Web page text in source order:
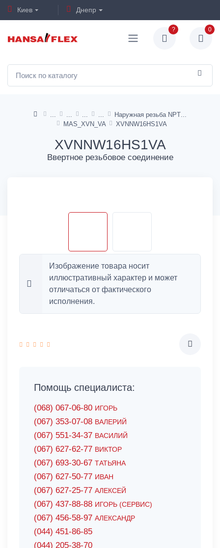
Киев Днепр
? 0
Наружная резьба NPT
MAS_XVN_VA
XVNNW16HS1VA
XVNNW16HS1VA
Ввертное резьбовое соединение
Изображение товара носит
иллюстративный характер и может
отличаться от фактического
исполнения.
Помощь специалиста:
(068) 067-06-80 ИГОРЬ
(067) 353-07-08 ВАЛЕРИЙ
(067) 551-34-37 ВАСИЛИЙ
(067) 627-62-77 ВИКТОР
(067) 693-30-67 ТАТЬЯНА
(067) 627-50-77 ИВАН
(067) 627-25-77 АЛЕКСЕЙ
(067) 437-88-88 ИГОРЬ (СЕРВИС)
(067) 456-58-97 АЛЕКСАНДР
(044) 451-86-85
(044) 205-38-70